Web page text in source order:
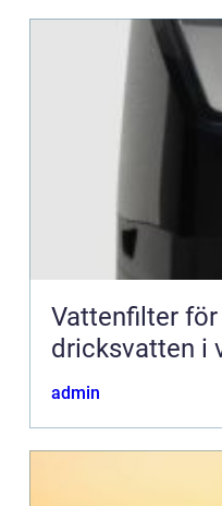
Vattenfilter för
dricksvatten i
admin